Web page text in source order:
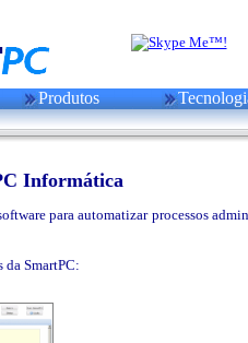
Produtos
Informática
para automatizar processos
SmartPC: